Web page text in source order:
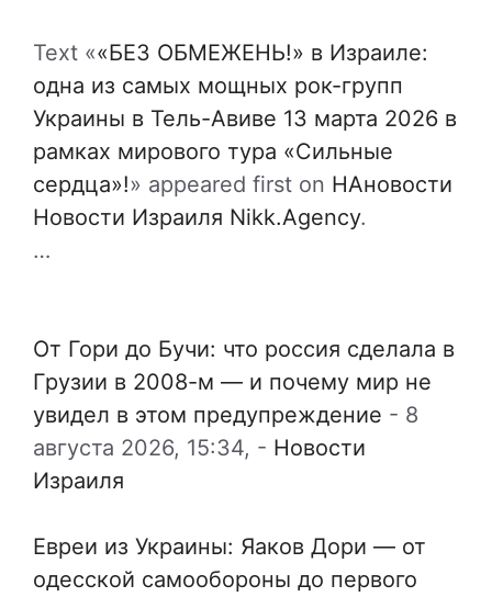
Text ««БЕЗ ОБМЕЖЕНЬ!» в Израиле:
одна из самых мощных рок-групп
Украины в Тель-Авиве 13 марта 2026 в
рамках мирового тура «Сильные
сердца»!» appeared first on НАновости
Новости Израиля Nikk.Agency.
…
От Гори до Бучи: что россия сделала в
Грузии в 2008-м — и почему мир не
увидел в этом предупреждение - 8
августа 2026, 15:34, - Новости
Израиля
Евреи из Украины: Яаков Дори — от
одесской самообороны до первого